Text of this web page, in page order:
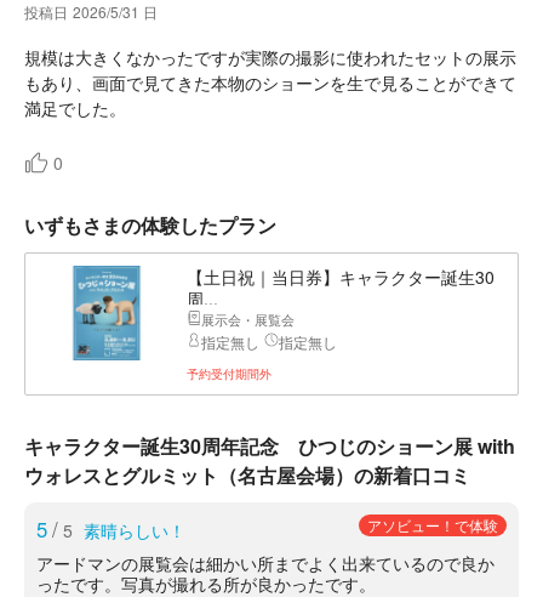
投稿日 2026/5/31 日
規模は大きくなかったですが実際の撮影に使われたセットの展示
もあり、画面で見てきた本物のショーンを生で見ることができて
満足でした。
0
いずもさまの体験したプラン
【土日祝｜当日券】キャラクター誕生30
周...
展示会・展覧会
指定無し 指定無し
予約受付期間外
キャラクター誕生30周年記念 ひつじのショーン展 with
ウォレスとグルミット（名古屋会場）の新着口コミ
5/ 5 素晴らしい！ アソビュー！で体験
アードマンの展覧会は細かい所までよく出来ているので良か
ったです。写真が撮れる所が良かったです。